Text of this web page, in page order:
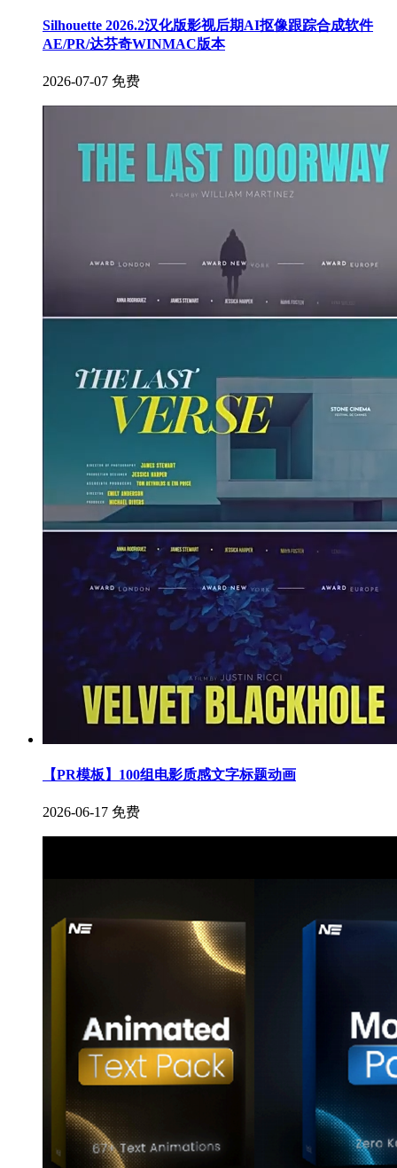
Silhouette 2026.2汉化版影视后期AI抠像跟踪合成软件
AE/PR/达芬奇WINMAC版本
2026-07-07 免费
【PR模板】100组电影质感文字标题动画
2026-06-17 免费